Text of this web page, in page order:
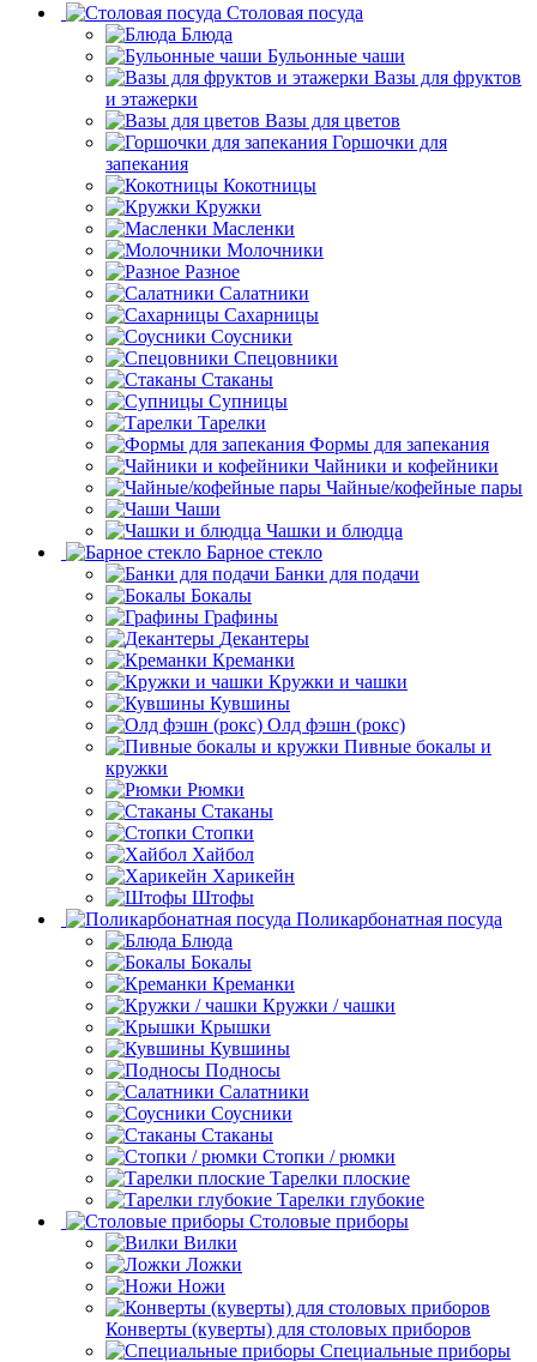
Столовая посуда
Блюда
Бульонные чаши
Вазы для фруктов
и этажерки
Вазы для цветов
Горшочки для
запекания
Кокотницы
Кружки
Масленки
Молочники
Разное
Салатники
Сахарницы
Соусники
Спецовники
Стаканы
Супницы
Тарелки
Формы для запекания
Чайники и кофейники
Чайные/кофейные пары
Чаши
Чашки и блюдца
Барное стекло
Банки для подачи
Бокалы
Графины
Декантеры
Креманки
Кружки и чашки
Кувшины
Олд фэшн (рокс)
Пивные бокалы и
кружки
Рюмки
Стаканы
Стопки
Хайбол
Харикейн
Штофы
Поликарбонатная посуда
Блюда
Бокалы
Креманки
Кружки / чашки
Крышки
Кувшины
Подносы
Салатники
Соусники
Стаканы
Стопки / рюмки
Тарелки плоские
Тарелки глубокие
Столовые приборы
Вилки
Ложки
Ножи
Конверты (куверты) для столовых приборов
Специальные приборы